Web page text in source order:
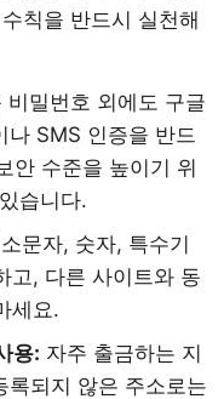
칙을 반드시 실천해
비밀번호 외에도 구글
SMS 인증을 반드
안 수준을 높이기 위
습니다.
문자, 숫자, 특수기
고, 다른 사이트와 동
세요.
용: 자주 출금하는 지
록되지 않은 주소로는